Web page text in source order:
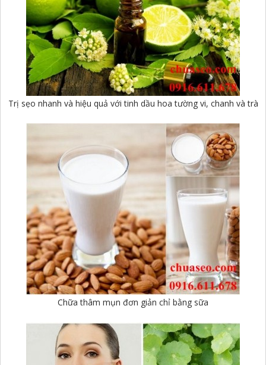
Trị sẹo nhanh và hiệu quả với tinh dầu hoa tường vi, chanh và trà
Chữa thâm mụn đơn giản chỉ bằng sữa